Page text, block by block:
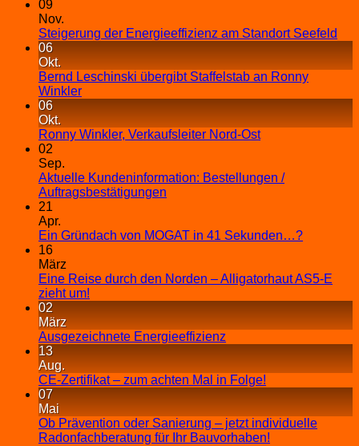
09
Nov.
Steigerung der Energieeffizienz am Standort Seefeld
06
Okt.
Bernd Leschinski übergibt Staffelstab an Ronny
Winkler
06
Okt.
Ronny Winkler, Verkaufsleiter Nord-Ost
02
Sep.
Aktuelle Kundeninformation: Bestellungen /
Auftragsbestätigungen
21
Apr.
Ein Gründach von MOGAT in 41 Sekunden…?
16
März
Eine Reise durch den Norden – Alligatorhaut AS5-E
zieht um!
02
März
Ausgezeichnete Energieeffizienz
13
Aug.
CE-Zertifikat – zum achten Mal in Folge!
07
Mai
Ob Prävention oder Sanierung – jetzt individuelle
Radonfachberatung für Ihr Bauvorhaben!